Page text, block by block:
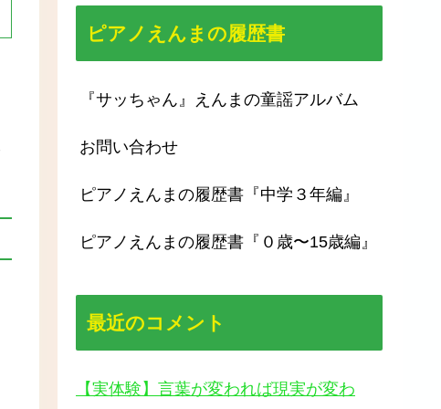
ピアノえんまの履歴書
『サッちゃん』えんまの童謡アルバム
お問い合わせ
ピアノえんまの履歴書『中学３年編』
ピアノえんまの履歴書『０歳〜15歳編』
最近のコメント
【実体験】言葉が変われば現実が変わ